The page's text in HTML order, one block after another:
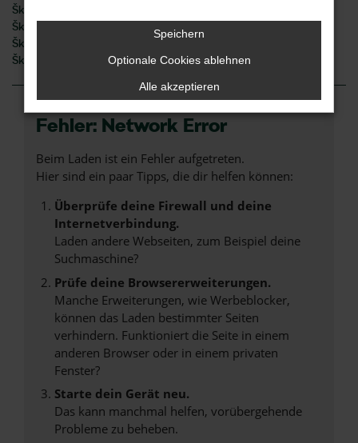
Škoda Superb Jahreswagen Magdeburg
Škoda Kamiq Jahreswagen Magdeburg
Škoda Scala Jahreswagen Magdeburg
Škoda Enyaq Jahreswagen Magdeburg
Fehler: Network Error
Beim Laden ist ein Fehler aufgetreten.
Hier sind ein paar Tipps, die dir helfen können:
Überprüfe deine Firewall und deine
Internetverbindung.
Laden andere Webseiten, zum Beispiel deine
Suchmaschine?
Prüfe deine Browsererweiterungen.
Manche Erweiterungen, wie Werbeblocker,
können das Laden bestimmter Seiten
verhindern. Funktioniert die Seite in einem
anderen Browser oder in einem privaten
Fenster?
Starte dein Gerät neu.
Das kann manchmal helfen, vorübergehende
Probleme zu beheben.
Speichern
Optionale Cookies ablehnen
Alle akzeptieren